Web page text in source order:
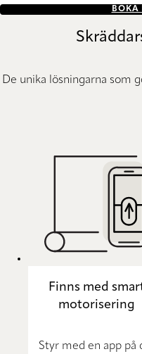
BOKA
De unika lösningarna som
Finns med
motorisering
Styr med en app på